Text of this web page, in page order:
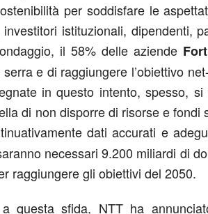
per soddisfare le
istituzionali, dipendenti,
il 58% delle aziende
e di raggiungere l’obiettivo
in questo intento, spesso, si
di non disporre di risorse e
dati accurati e
necessari 9.200 miliardi di
raggiungere gli obiettivi del 2050.
questa sfida, NTT ha